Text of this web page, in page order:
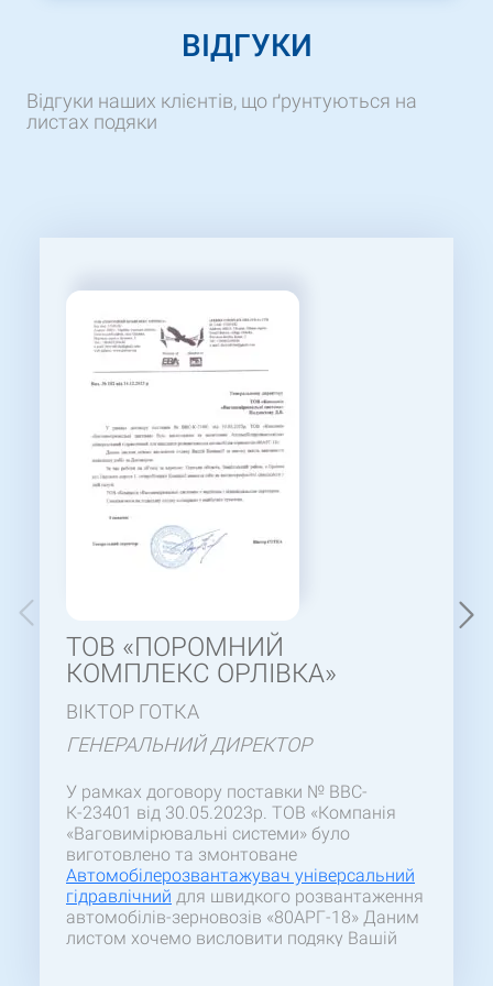
ВІДГУКИ
Відгуки наших клієнтів, що ґрунтуються на
листах подяки
ТОВ «ПОРОМНИЙ
КОМПЛЕКС ОРЛІВКА»
ВІКТОР ГОТКА
ГЕНЕРАЛЬНИЙ ДИРЕКТОР
У рамках договору поставки № ВВС-
К-23401 від 30.05.2023р. ТОВ «Компанія
«Ваговимірювальні системи» було
виготовлено та змонтоване
Автомобілерозвантажувач універсальний
гідравлічний для швидкого розвантаження
автомобілів-зерновозів «80АРГ-18» Даним
листом хочемо висловити подяку Вашій